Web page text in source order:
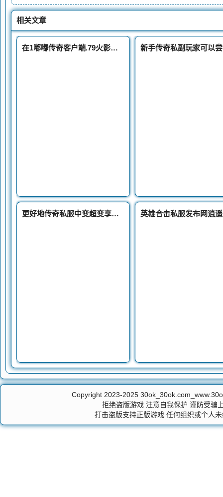
相关文章
在1嘟嘟传奇客户端.79火影大极品里面如何得到高级首饰
更好地传奇私服中变超变享受组队带来的优势
Copyright 2023-2025
拒绝盗版游戏 注意自我保护 谨防受骗
打击盗版支持正版游戏 任何组织或个人